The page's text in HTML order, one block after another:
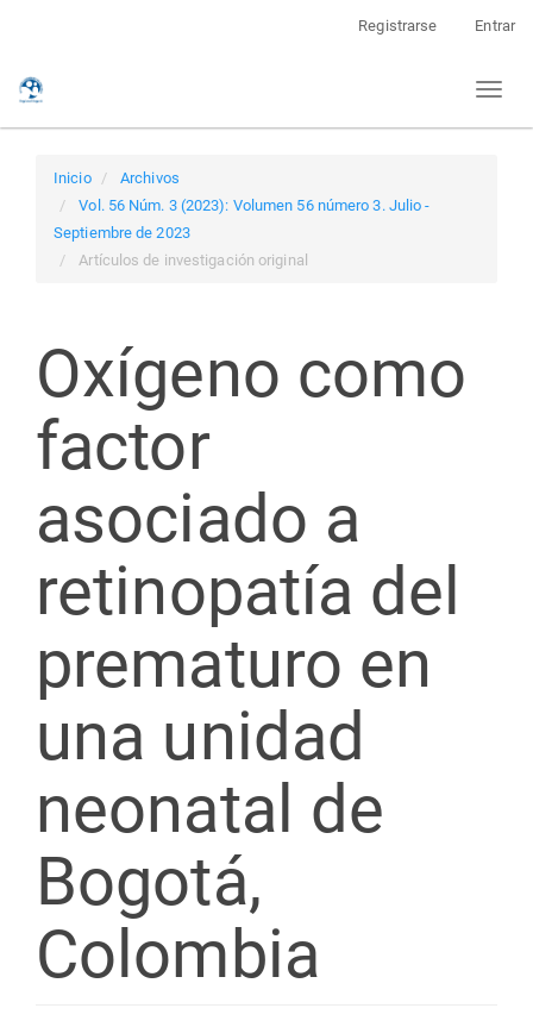
Registrarse Entrar
Toggle
Inicio
Archivos
Vol. 56 Núm. 3 (2023): Volumen 56 número 3. Julio -
Septiembre de 2023
Artículos de investigación original
Oxígeno como
factor
asociado a
retinopatía del
prematuro en
una unidad
neonatal de
Bogotá,
Colombia